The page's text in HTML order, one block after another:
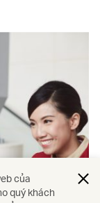
của
quý khách